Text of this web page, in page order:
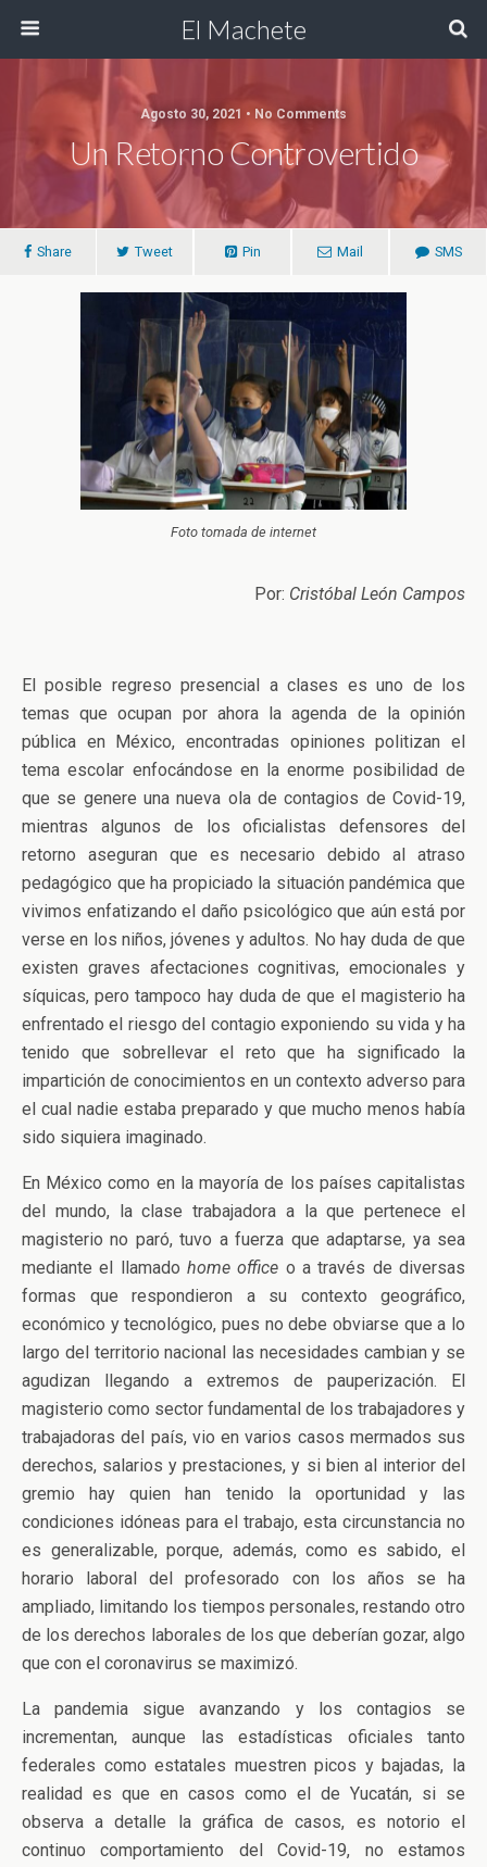
El Machete
Agosto 30, 2021 • No Comments
Un Retorno Controvertido
Share Tweet Pin Mail SMS
Foto tomada de internet
Por: Cristóbal León Campos
El posible regreso presencial a clases es uno de los
temas que ocupan por ahora la agenda de la opinión
pública en México, encontradas opiniones politizan el
tema escolar enfocándose en la enorme posibilidad de
que se genere una nueva ola de contagios de Covid-19,
mientras algunos de los oficialistas defensores del
retorno aseguran que es necesario debido al atraso
pedagógico que ha propiciado la situación pandémica que
vivimos enfatizando el daño psicológico que aún está por
verse en los niños, jóvenes y adultos. No hay duda de que
existen graves afectaciones cognitivas, emocionales y
síquicas, pero tampoco hay duda de que el magisterio ha
enfrentado el riesgo del contagio exponiendo su vida y ha
tenido que sobrellevar el reto que ha significado la
impartición de conocimientos en un contexto adverso para
el cual nadie estaba preparado y que mucho menos había
sido siquiera imaginado.
En México como en la mayoría de los países capitalistas
del mundo, la clase trabajadora a la que pertenece el
magisterio no paró, tuvo a fuerza que adaptarse, ya sea
mediante el llamado home office o a través de diversas
formas que respondieron a su contexto geográfico,
económico y tecnológico, pues no debe obviarse que a lo
largo del territorio nacional las necesidades cambian y se
agudizan llegando a extremos de pauperización. El
magisterio como sector fundamental de los trabajadores y
trabajadoras del país, vio en varios casos mermados sus
derechos, salarios y prestaciones, y si bien al interior del
gremio hay quien han tenido la oportunidad y las
condiciones idóneas para el trabajo, esta circunstancia no
es generalizable, porque, además, como es sabido, el
horario laboral del profesorado con los años se ha
ampliado, limitando los tiempos personales, restando otro
de los derechos laborales de los que deberían gozar, algo
que con el coronavirus se maximizó.
La pandemia sigue avanzando y los contagios se
incrementan, aunque las estadísticas oficiales tanto
federales como estatales muestren picos y bajadas, la
realidad es que en casos como el de Yucatán, si se
observa a detalle la gráfica de casos, es notorio el
continuo comportamiento del Covid-19, no estamos